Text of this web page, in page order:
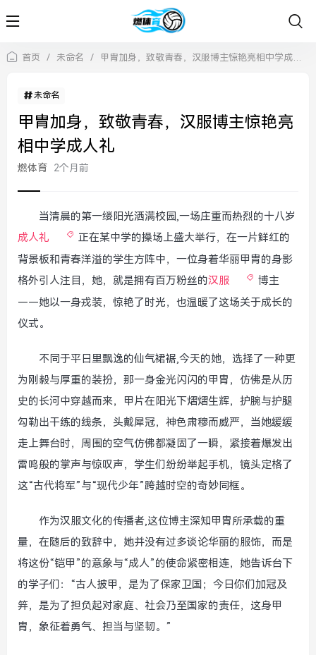
首页 / 未命名 / 甲胄加身，致敬青春，汉服博主惊艳亮相中学成人礼
未命名
甲胄加身，致敬青春，汉服博主惊艳亮
相中学成人礼
燃体育 2个月前
当清晨的第一缕阳光洒满校园,一场庄重而热烈的十八岁
成人礼
正在某中学的操场上盛大举行，在一片鲜红的
背景板和青春洋溢的学生方阵中，一位身着华丽甲胄的身影
格外引人注目，她，就是拥有百万粉丝的汉服
博主
——她以一身戎装，惊艳了时光，也温暖了这场关于成长的
仪式。
不同于平日里飘逸的仙气裙裾,今天的她，选择了一种更
为刚毅与厚重的装扮，那一身金光闪闪的甲胄，仿佛是从历
史的长河中穿越而来，甲片在阳光下熠熠生辉，护腕与护腿
勾勒出干练的线条，头戴犀冠，神色肃穆而威严，当她缓缓
走上舞台时，周围的空气仿佛都凝固了一瞬，紧接着爆发出
雷鸣般的掌声与惊叹声，学生们纷纷举起手机，镜头定格了
这“古代将军”与“现代少年”跨越时空的奇妙同框。
作为汉服文化的传播者,这位博主深知甲胄所承载的重
量，在随后的致辞中，她并没有过多谈论华丽的服饰，而是
将这份“铠甲”的意象与“成人”的使命紧密相连，她告诉台下
的学子们：“古人披甲，是为了保家卫国；今日你们加冠及
笄，是为了担负起对家庭、社会乃至国家的责任，这身甲
胄，象征着勇气、担当与坚韧。”